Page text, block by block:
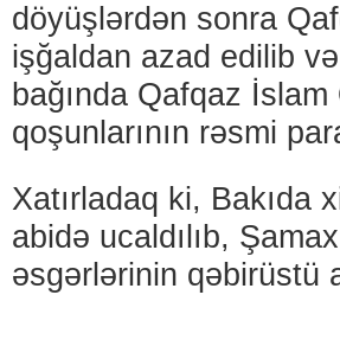
döyüşlərdən sonra
işğaldan azad edilib
bağında Qafqaz
qoşunlarının rəsmi
Xatırladaq ki, Bakıda
abidə ucaldılıb,
əsgərlərinin qəbirüstü